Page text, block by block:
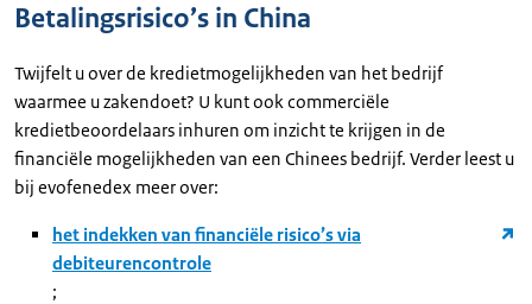
Betalingsrisico’s in China
Twijfelt u over de kredietmogelijkheden van het bedrijf
waarmee u zakendoet? U kunt ook commerciële
kredietbeoordelaars inhuren om inzicht te krijgen in de
financiële mogelijkheden van een Chinees bedrijf. Verder leest u
bij evofenedex meer over:
het indekken van financiële risico’s via
debiteurencontrole
;